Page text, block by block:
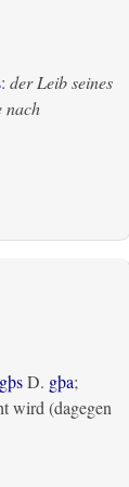
: der Leib seines
nach
gþsD. gþa;
wird (dagegen